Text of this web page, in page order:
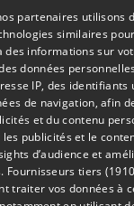
- des
et un studio
partenaires utilisons
similaires
des informations sur
données
IP, des identifiants
de navigation, afin
et du contenu
publicités et le
d’audience et
Fournisseurs tiers
traiter vos données à